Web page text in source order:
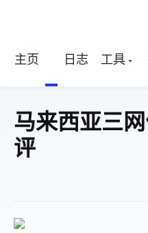
主页 日志 工具
Evoxt 马来西亚
评